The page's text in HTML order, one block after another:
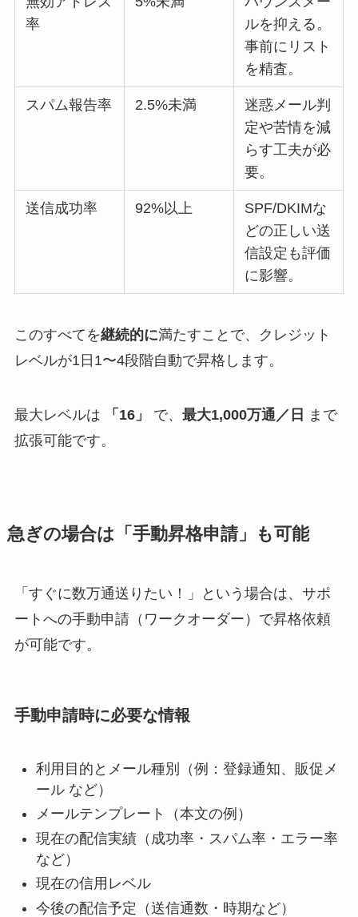
率
ルを抑える。
事前にリスト
を精査。
スパム報告率 2.5%未満
迷惑メール判
定や苦情を減
らす工夫が必
要。
送信成功率 92%以上
SPF/DKIMな
どの正しい送
信設定も評価
に影響。
このすべてを継続的に満たすことで、クレジット
レベルが1日1〜4段階自動で昇格します。
最大レベルは 「16」 で、 最大1,000万通／日 まで
拡張可能です。
急ぎの場合は「手動昇格申請」も可能
「すぐに数万通送りたい！」という場合は、サポ
ートへの手動申請（ワークオーダー）で昇格依頼
が可能です。
手動申請時に必要な情報
利用目的とメール種別（例：登録通知、販促メ
ール など）
メールテンプレート（本文の例）
現在の配信実績（成功率・スパム率・エラー率
など）
現在の信用レベル
今後の配信予定（送信通数・時期など）